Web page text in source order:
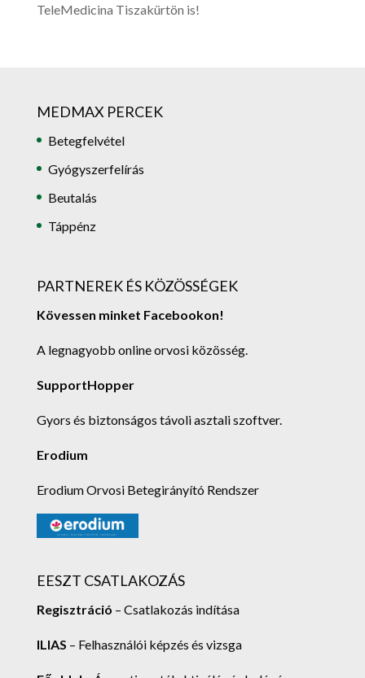
TeleMedicina Tiszakürtön is!
MEDMAX PERCEK
Betegfelvétel
Gyógyszerfelírás
Beutalás
Táppénz
PARTNEREK ÉS KÖZÖSSÉGEK
Kövessen minket Facebookon!
A legnagyobb online orvosi közösség.
SupportHopper
Gyors és biztonságos távoli asztali szoftver.
Erodium
Erodium Orvosi Betegirányító Rendszer
EESZT CSATLAKOZÁS
Regisztráció – Csatlakozás indítása
ILIAS – Felhasználói képzés és vizsga